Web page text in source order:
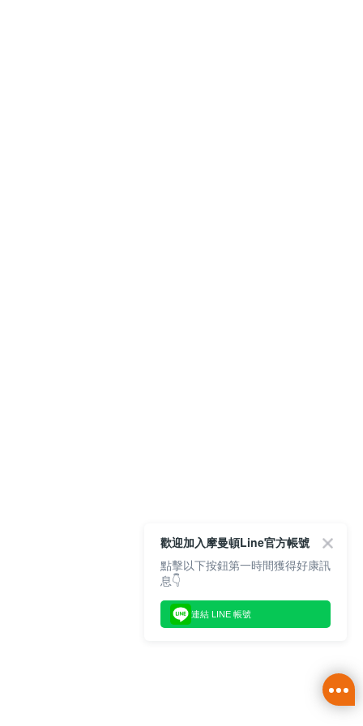
歡迎加入摩曼頓Line官方帳號
點擊以下按鈕第一時間獲得好康訊
息👇
連結 LINE 帳號